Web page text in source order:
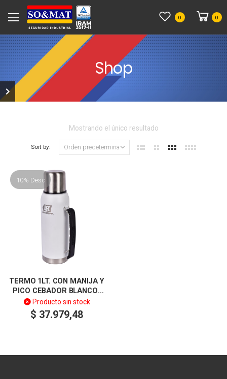
0 0
Shop
Mostrando el único resultado
Sort by:
10% Desc
TERMO 1LT. CON MANIJA Y
PICO CEBADOR BLANCO-
LUSQTOFF
Producto sin stock
$ 37.979,48